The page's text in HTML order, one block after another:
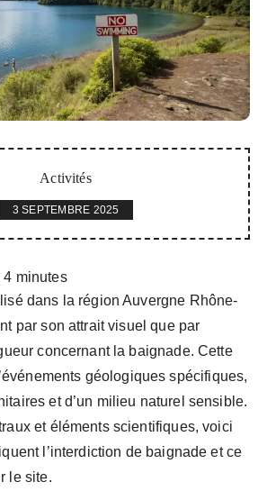
Activités
3 SEPTEMBRE 2025
4 minutes
dans la région Auvergne Rhône-
par son attrait visuel que par
concernant la baignade. Cette
géologiques spécifiques,
et d’un milieu naturel sensible.
et éléments scientifiques, voici
l’interdiction de baignade et ce
le site.